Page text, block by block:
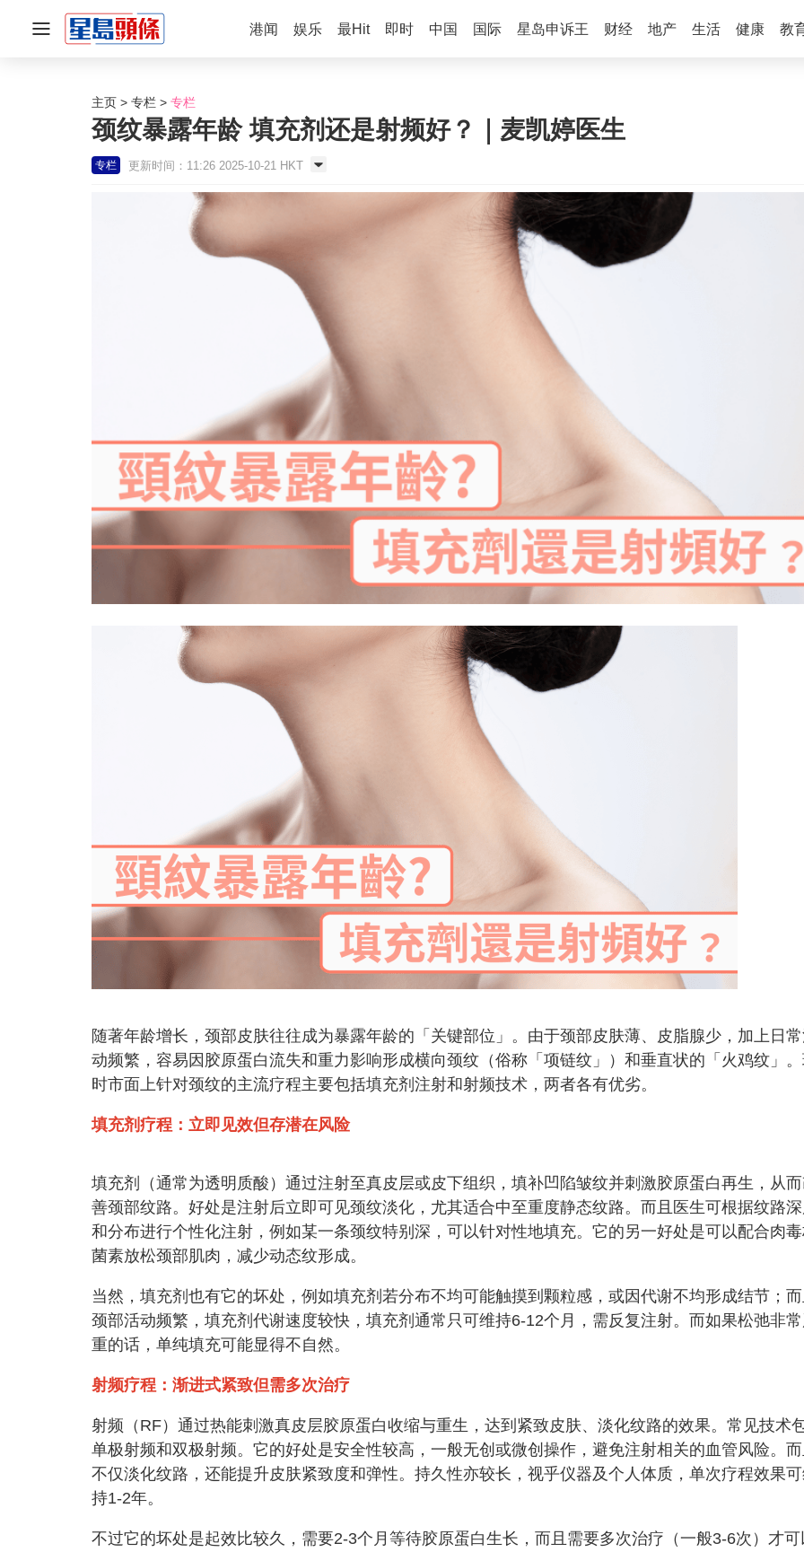
港闻 娱乐 最Hit 即时 中国 国际 星岛申诉王 财经 地产 生活 健康 教
主页 专栏 专栏
颈纹暴露年龄 填充剂还是射频好？｜麦凯婷医生
专栏 更新时间：11:26 2025-10-21 HKT
随著年龄增长，颈部皮肤往往成为暴露年龄的「关键部位」。由于颈部皮肤薄、皮脂腺少，加上日
动频繁，容易因胶原蛋白流失和重力影响形成横向颈纹（俗称「项链纹」）和垂直状的「火鸡纹」
时市面上针对颈纹的主流疗程主要包括填充剂注射和射频技术，两者各有优劣。
填充剂疗程：立即见效但存潜在风险
填充剂（通常为透明质酸）通过注射至真皮层或皮下组织，填补凹陷皱纹并刺激胶原蛋白再生，从
善颈部纹路。好处是注射后立即可见颈纹淡化，尤其适合中至重度静态纹路。而且医生可根据纹路
和分布进行个性化注射，例如某一条颈纹特别深，可以针对性地填充。它的另一好处是可以配合肉
菌素放松颈部肌肉，减少动态纹形成。
当然，填充剂也有它的坏处，例如填充剂若分布不均可能触摸到颗粒感，或因代谢不均形成结节；而
颈部活动频繁，填充剂代谢速度较快，填充剂通常只可维持6-12个月，需反复注射。而如果松弛非
重的话，单纯填充可能显得不自然。
射频疗程：渐进式紧致但需多次治疗
射频（RF）通过热能刺激真皮层胶原蛋白收缩与重生，达到紧致皮肤、淡化纹路的效果。常见技术
单极射频和双极射频。它的好处是安全性较高，一般无创或微创操作，避免注射相关的血管风险。而
不仅淡化纹路，还能提升皮肤紧致度和弹性。持久性亦较长，视乎仪器及个人体质，单次疗程效果
持1-2年。
不过它的坏处是起效比较久，需要2-3个月等待胶原蛋白生长，而且需要多次治疗（一般3-6次）才可